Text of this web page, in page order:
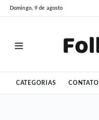
Pular
para
Pular
para
Domingo, 9 de agosto
CATEGORIAS CONTATO